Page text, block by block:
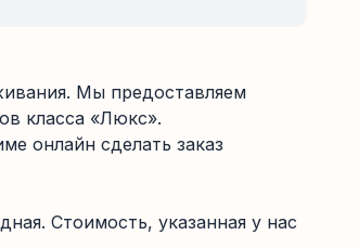
Мы предоставляем
класса «Люкс».
онлайн сделать заказ
Стоимость, указанная у нас